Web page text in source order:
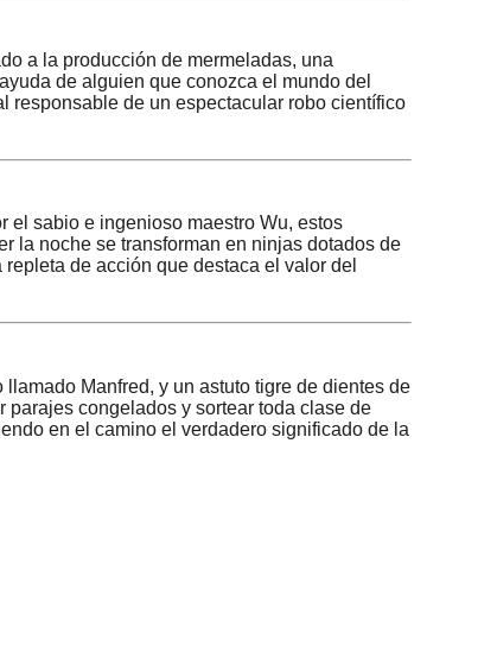
a la producción de mermeladas, una
de alguien que conozca el mundo del
responsable de un espectacular robo científico
el sabio e ingenioso maestro Wu, estos
la noche se transforman en ninjas dotados de
de acción que destaca el valor del
Manfred, y un astuto tigre de dientes de
congelados y sortear toda clase de
en el camino el verdadero significado de la